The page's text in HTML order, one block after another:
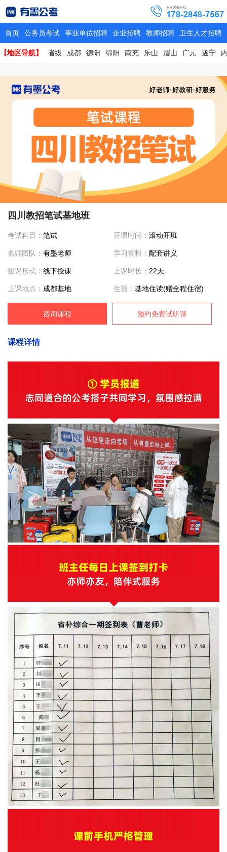
首页 公务员考试 事业单位招聘 企业招聘 教师招聘 卫生人才招聘
【地区导航】 省级 成都 德阳 绵阳 南充 乐山 眉山 广元 遂宁
四川教招笔试基地班
考试科目： 笔试 开课时间： 滚动开班
名师团队： 有墨老师 学习资料： 配套讲义
授课形式： 线下授课 上课时长： 22天
上课地点： 成都基地 住宿： 基地住读(赠全程住宿)
咨询课程 预约免费试听课
课程详情